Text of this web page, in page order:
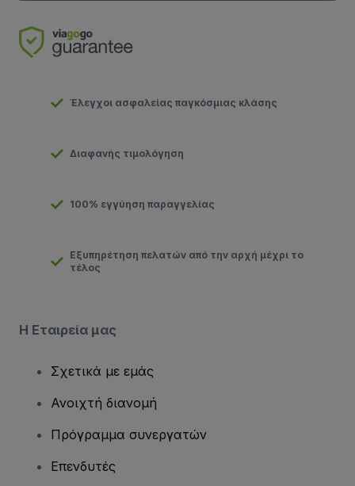
Έλεγχοι ασφαλείας παγκόσμιας κλάσης
Διαφανής τιμολόγηση
100% εγγύηση παραγγελίας
Εξυπηρέτηση πελατών από την αρχή μέχρι το
τέλος
Η Εταιρεία μας
Σχετικά με εμάς
Ανοιχτή διανομή
Πρόγραμμα συνεργατών
Επενδυτές